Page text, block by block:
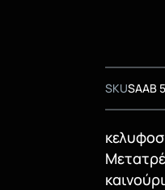
SKUSAAB 5
κελυφοσ